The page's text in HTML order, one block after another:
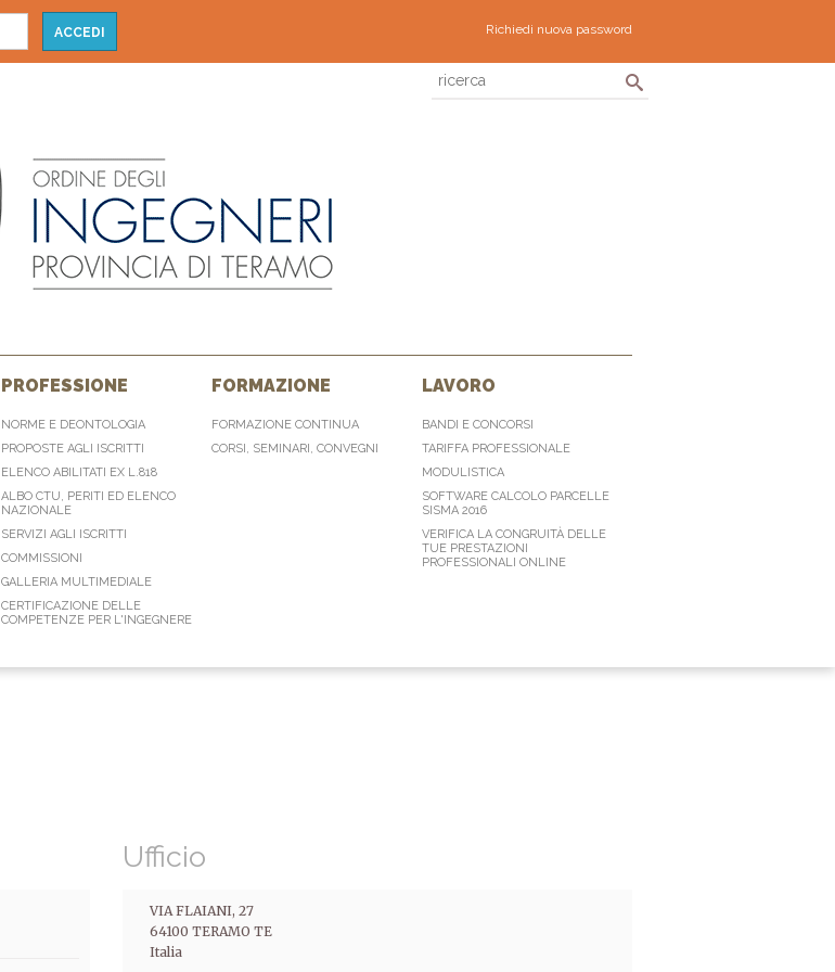
Richiedi nuova password
PROFESSIONE
NORME E DEONTOLOGIA
PROPOSTE AGLI ISCRITTI
ELENCO ABILITATI EX L.818
ALBO CTU, PERITI ED ELENCO
NAZIONALE
SERVIZI AGLI ISCRITTI
COMMISSIONI
GALLERIA MULTIMEDIALE
CERTIFICAZIONE DELLE
COMPETENZE PER L'INGEGNERE
FORMAZIONE
FORMAZIONE CONTINUA
CORSI, SEMINARI, CONVEGNI
LAVORO
BANDI E CONCORSI
TARIFFA PROFESSIONALE
MODULISTICA
SOFTWARE CALCOLO PARCELLE
SISMA 2016
VERIFICA LA CONGRUITÀ DELLE
TUE PRESTAZIONI
PROFESSIONALI ONLINE
Ufficio
VIA FLAIANI, 27
64100 TERAMO TE
Italia